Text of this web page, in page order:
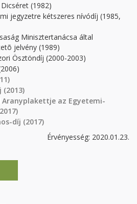
(1982)
jegyzetre kétszeres nívódíj (1985,
Minisztertanácsa által
jelvény (1989)
Ösztöndíj (2000-2003)
(2013)
Aranyplakettje az Egyetemi-
díj (2017)
Érvényesség: 2020.01.23.